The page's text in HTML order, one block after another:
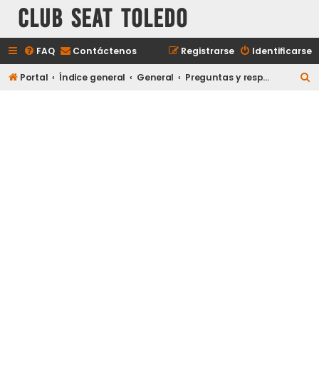
Club Seat Toledo
FAQ Contáctenos Identificarse
Registrarse
Portal Índice general General Preguntas y respuestas